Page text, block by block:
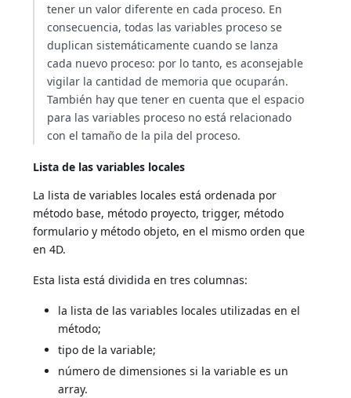
tener un valor diferente en cada proceso. En
consecuencia, todas las variables proceso se
duplican sistemáticamente cuando se lanza
cada nuevo proceso: por lo tanto, es aconsejable
vigilar la cantidad de memoria que ocuparán.
También hay que tener en cuenta que el espacio
para las variables proceso no está relacionado
con el tamaño de la pila del proceso.
Lista de las variables locales
La lista de variables locales está ordenada por
método base, método proyecto, trigger, método
formulario y método objeto, en el mismo orden que
en 4D.
Esta lista está dividida en tres columnas:
la lista de las variables locales utilizadas en el
método;
tipo de la variable;
número de dimensiones si la variable es un
array.